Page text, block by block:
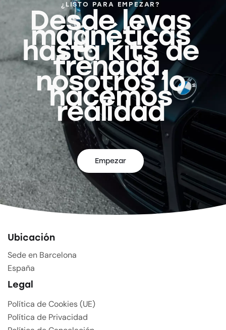
¿LISTO PARA EMPEZAR?
Desde levas
magnéticas
hasta kits de
frenada,
nosotros lo
hacemos
realidad
Empezar
Ubicación
Sede en Barcelona
España
Legal
Política de Cookies (UE)
Política de Privacidad